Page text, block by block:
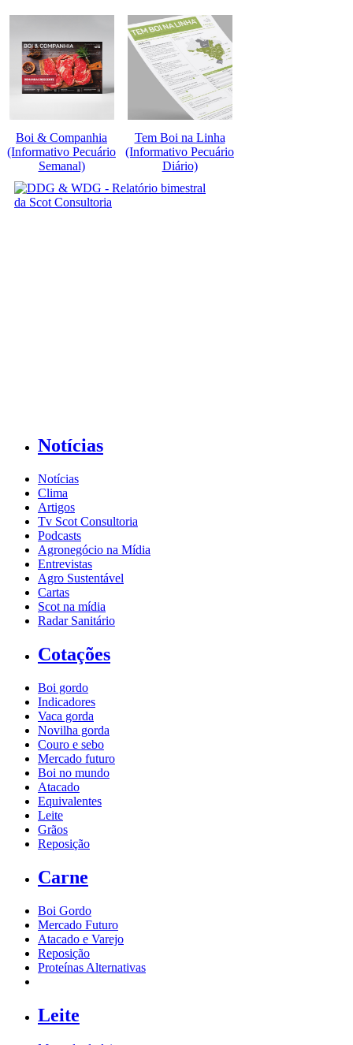
Boi & Companhia
(Informativo Pecuário
Semanal)
Tem Boi na Linha
(Informativo Pecuário
Diário)
Notícias
Notícias
Clima
Artigos
Tv Scot Consultoria
Podcasts
Agronegócio na Mídia
Entrevistas
Agro Sustentável
Cartas
Scot na mídia
Radar Sanitário
Cotações
Boi gordo
Indicadores
Vaca gorda
Novilha gorda
Couro e sebo
Mercado futuro
Boi no mundo
Atacado
Equivalentes
Leite
Grãos
Reposição
Carne
Boi Gordo
Mercado Futuro
Atacado e Varejo
Reposição
Proteínas Alternativas
Leite